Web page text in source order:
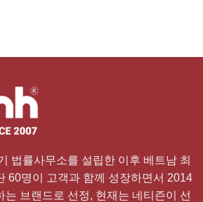
CLIP
CHỦ
TỊCH
QUỐC
HỘI’
법률사무소를 설립한 이후 베트남 최
60명이 고객과 함께 성장하면서 2014
는 브랜드로 선정, 현재는 네티즌이 선